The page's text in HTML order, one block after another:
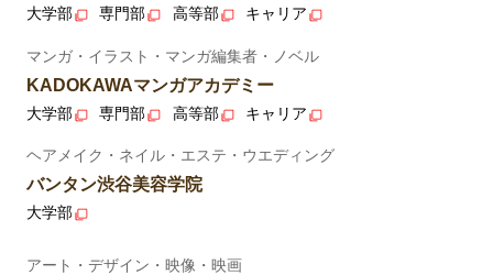
大学部 専門部 高等部 キャリア
マンガ・イラスト・マンガ編集者・ノベル
KADOKAWAマンガアカデミー
大学部 専門部 高等部 キャリア
ヘアメイク・ネイル・エステ・ウエディング
バンタン渋谷美容学院
大学部
アート・デザイン・映像・映画